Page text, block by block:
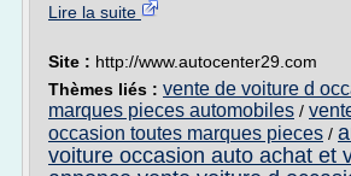
Lire la suite
Site : http://www.autocenter29.com
Thèmes liés : vente de voiture d
marques pieces automobiles /
occasion toutes marques pieces /
voiture occasion auto achat et